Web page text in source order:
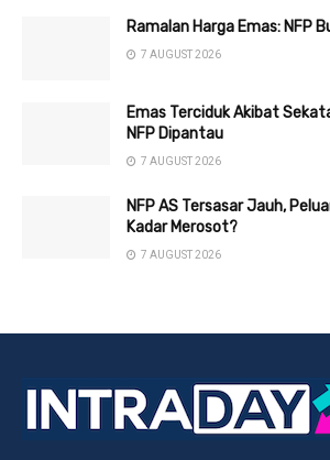
Ramalan Harga Emas: NFP
7 AUGUST 2026
Emas Terciduk Akibat
NFP Dipantau
7 AUGUST 2026
NFP AS Tersasar Jauh,
Kadar Merosot?
7 AUGUST 2026